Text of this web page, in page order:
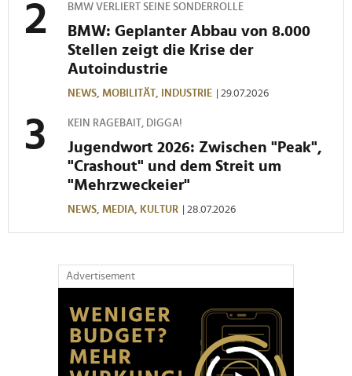
BMW VERLIERT SEINE SONDERROLLE
BMW: Geplanter Abbau von 8.000
Stellen zeigt die Krise der
Autoindustrie
NEWS, MOBILITÄT, INDUSTRIE | 29.07.2026
KEIN RAGEBAIT, DIGGA!
Jugendwort 2026: Zwischen "Peak",
"Crashout" und dem Streit um
"Mehrzweckeier"
NEWS, MEDIA, KULTUR | 28.07.2026
Advertisement